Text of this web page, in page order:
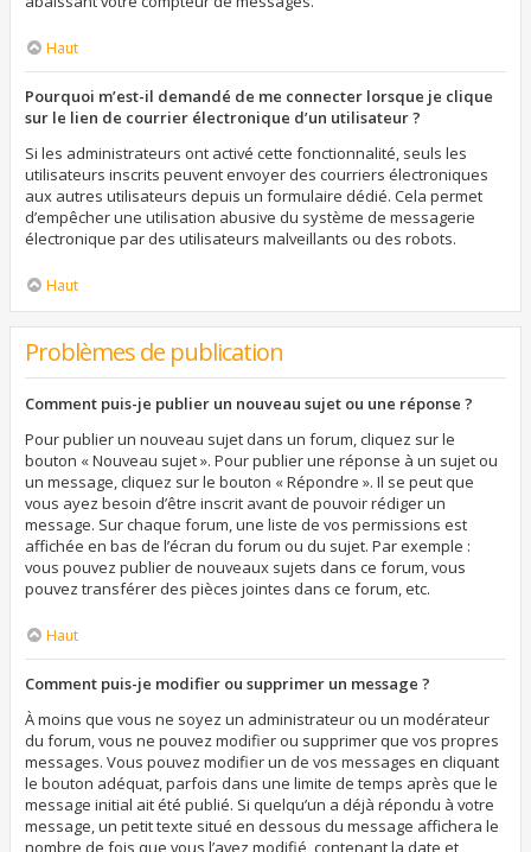
Haut
Pourquoi m’est-il demandé de me connecter lorsque je clique
sur le lien de courrier électronique d’un utilisateur ?
Si les administrateurs ont activé cette fonctionnalité, seuls les
utilisateurs inscrits peuvent envoyer des courriers électroniques
aux autres utilisateurs depuis un formulaire dédié. Cela permet
d’empêcher une utilisation abusive du système de messagerie
électronique par des utilisateurs malveillants ou des robots.
Haut
Problèmes de publication
Comment puis-je publier un nouveau sujet ou une réponse ?
Pour publier un nouveau sujet dans un forum, cliquez sur le
bouton « Nouveau sujet ». Pour publier une réponse à un sujet ou
un message, cliquez sur le bouton « Répondre ». Il se peut que
vous ayez besoin d’être inscrit avant de pouvoir rédiger un
message. Sur chaque forum, une liste de vos permissions est
affichée en bas de l’écran du forum ou du sujet. Par exemple :
vous pouvez publier de nouveaux sujets dans ce forum, vous
pouvez transférer des pièces jointes dans ce forum, etc.
Haut
Comment puis-je modifier ou supprimer un message ?
À moins que vous ne soyez un administrateur ou un modérateur
du forum, vous ne pouvez modifier ou supprimer que vos propres
messages. Vous pouvez modifier un de vos messages en cliquant
le bouton adéquat, parfois dans une limite de temps après que le
message initial ait été publié. Si quelqu’un a déjà répondu à votre
message, un petit texte situé en dessous du message affichera le
nombre de fois que vous l’avez modifié, contenant la date et